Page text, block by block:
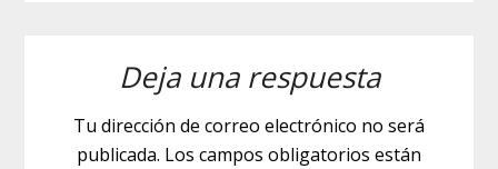
Deja una respuesta
Tu dirección de correo electrónico no será
publicada. Los campos obligatorios están